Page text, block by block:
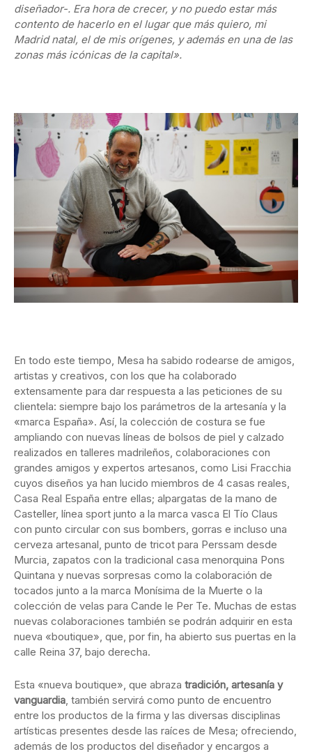
diseñador-. Era hora de crecer, y no puedo estar más
contento de hacerlo en el lugar que más quiero, mi
Madrid natal, el de mis orígenes, y además en una de las
zonas más icónicas de la capital».
En todo este tiempo, Mesa ha sabido rodearse de amigos,
artistas y creativos, con los que ha colaborado
extensamente para dar respuesta a las peticiones de su
clientela: siempre bajo los parámetros de la artesanía y la
«marca España». Así, la colección de costura se fue
ampliando con nuevas líneas de bolsos de piel y calzado
realizados en talleres madrileños, colaboraciones con
grandes amigos y expertos artesanos, como Lisi Fracchia
cuyos diseños ya han lucido miembros de 4 casas reales,
Casa Real España entre ellas; alpargatas de la mano de
Casteller, línea sport junto a la marca vasca El Tío Claus
con punto circular con sus bombers, gorras e incluso una
cerveza artesanal, punto de tricot para Perssam desde
Murcia, zapatos con la tradicional casa menorquina Pons
Quintana y nuevas sorpresas como la colaboración de
tocados junto a la marca Monísima de la Muerte o la
colección de velas para Cande le Per Te. Muchas de estas
nuevas colaboraciones también se podrán adquirir en esta
nueva «boutique», que, por fin, ha abierto sus puertas en la
calle Reina 37, bajo derecha.
Esta «nueva boutique», que abraza tradición, artesanía y
vanguardia, también servirá como punto de encuentro
entre los productos de la firma y las diversas disciplinas
artísticas presentes desde las raíces de Mesa; ofreciendo,
además de los productos del diseñador y encargos a